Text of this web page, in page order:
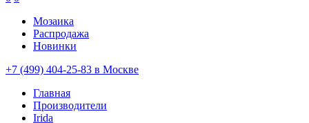
Мозаика
Распродажа
Новинки
+7 (499) 404-25-83 в Москве
Главная
Производители
Irida